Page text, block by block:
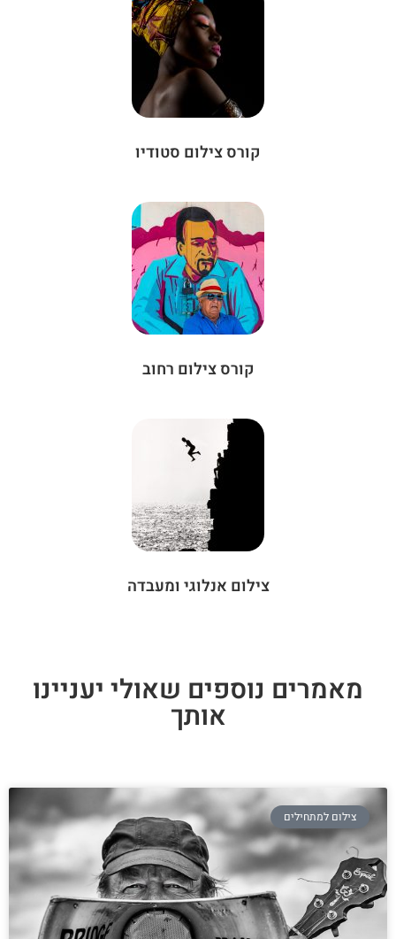
קורס צילום סטודיו
קורס צילום רחוב
צילום אנלוגי ומעבדה
מאמרים נוספים שאולי יעניינו
אותך
צילום למתחילים